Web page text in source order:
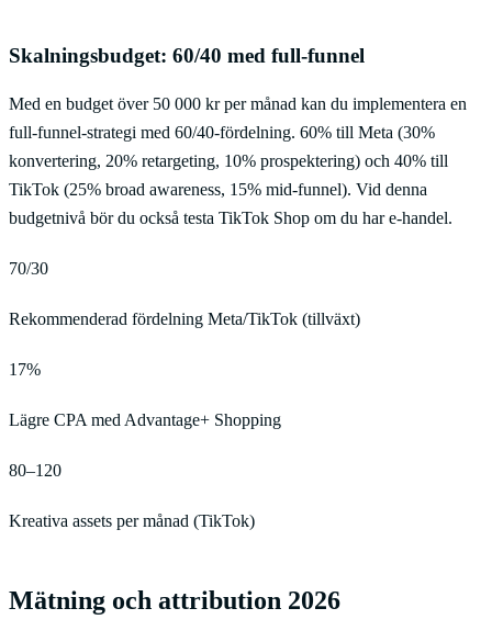
Skalningsbudget: 60/40 med full-funnel
Med en budget över 50 000 kr per månad kan du implementera en
full-funnel-strategi med 60/40-fördelning. 60% till Meta (30%
konvertering, 20% retargeting, 10% prospektering) och 40% till
TikTok (25% broad awareness, 15% mid-funnel). Vid denna
budgetnivå bör du också testa TikTok Shop om du har e-handel.
70/30
Rekommenderad fördelning Meta/TikTok (tillväxt)
17%
Lägre CPA med Advantage+ Shopping
80–120
Kreativa assets per månad (TikTok)
Mätning och attribution 2026